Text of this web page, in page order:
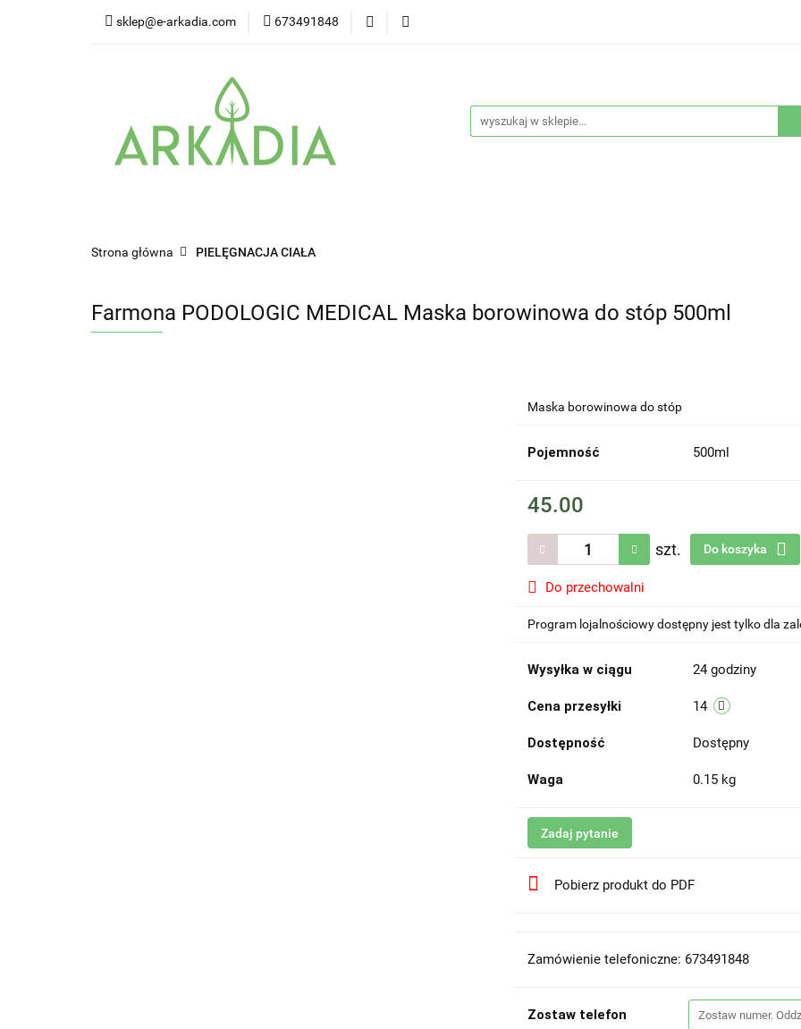
sklep@e-arkadia.com 673491848
Kategorie Producenci
Strona główna PIELĘGNACJA CIAŁA
Farmona PODOLOGIC MEDICAL Maska borowinowa do stóp 500ml
Maska borowinowa do stóp
Pojemność 500ml
45.00
szt. Do koszyka
Do przechowalni
Program lojalnościowy dostępny jest tylko dla
Wysyłka w ciągu 24 godziny
Cena przesyłki 14
Dostępność Dostępny
Waga 0.15 kg
Zadaj pytanie
Pobierz produkt do PDF
Zamówienie telefoniczne: 673491848
Zostaw telefon